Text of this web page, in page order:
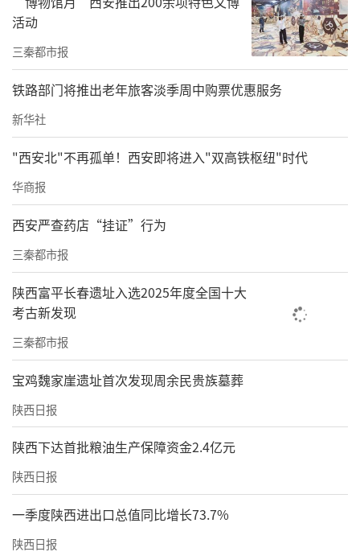
“十五五”时期，陕西将认真落实“推动中欧
班列朝着更高质量、更好效益、更加安全方向
发展”等重要要求，系统抓好高效运输、安全
治理、多元通道、创新发展“四大体系”建
设，在稳量、提质、促贸、聚产上持续加力，
助力打造高水平中欧班列经济圈，为推动中欧
班列高质量发展贡献更多陕西力量。
在优化线路布局方面，陕西将进一步发挥区位
优势，向西深度融入跨里海国际运输走廊建
设，向东有效衔接海铁联运线路，向北争取更
多图定线条，向南加大西部陆海新通道班列开
行力度，打通更多出省出边出海通道，持续拓
展完善多元通道网络。
在强化圈层带动方面，陕西将继续依托西安
港，“软硬结合”建强中欧班列西安集结中
心，打造西安核心圈；将按照功能定位，推动
宝鸡、榆林、安康这3个节点城市承载扩容，打
造省内协同圈；将以“+西欧”城市为重点，深
化区域交流合作，打造省际联动圈；将深
化“枢纽对枢纽”模式，拓展物流、贸易、产
活动
三秦都市报
铁路部门将推出老年旅客淡季周中购票优惠服务
新华社
"西安北"不再孤单！西安即将进入"双高铁枢纽"时代
华商报
西安严查药店“挂证”行为
三秦都市报
陕西富平长春遗址入选2025年度全国十大
考古新发现
三秦都市报
宝鸡魏家崖遗址首次发现周余民贵族墓葬
陕西日报
陕西下达首批粮油生产保障资金2.4亿元
陕西日报
一季度陕西进出口总值同比增长73.7%
陕西日报